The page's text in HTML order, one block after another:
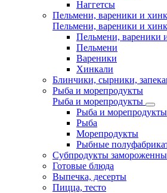
Наггетсы
Пельмени, вареники и
Пельмени, вареники и
Пельмени, вареники
Пельмени
Вареники
Хинкали
Блинчики, сырники,
Рыба и морепродукты
Рыба и морепродукты
Рыба и морепродукты
Рыба
Морепродукты
Рыбные
Субпродукты
Готовые блюда
Выпечка, десерты
Пицца, тесто